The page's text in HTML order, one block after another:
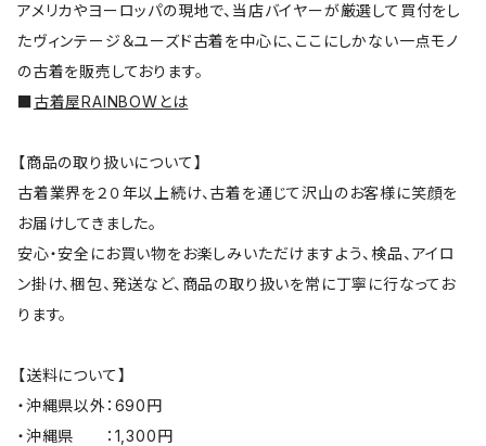
アメリカやヨーロッパの現地で、当店バイヤーが厳選して買付をし
たヴィンテージ＆ユーズド古着を中心に、ここにしかない一点モノ
の古着を販売しております。
■古着屋RAINBOWとは
【商品の取り扱いについて】
古着業界を２０年以上続け、古着を通じて沢山のお客様に笑顔を
お届けしてきました。
安心・安全にお買い物をお楽しみいただけますよう、検品、アイロ
ン掛け、梱包、発送など、商品の取り扱いを常に丁寧に行なってお
ります。
【送料について】
・沖縄県以外：690円
・沖縄県 ：1,300円